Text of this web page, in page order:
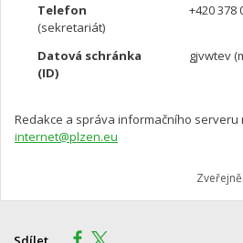
Telefon
(sekretariát)
+420 378
Datová schránka
(ID)
gjvwtev
Redakce a správa informačního serveru
internet@plzen.eu